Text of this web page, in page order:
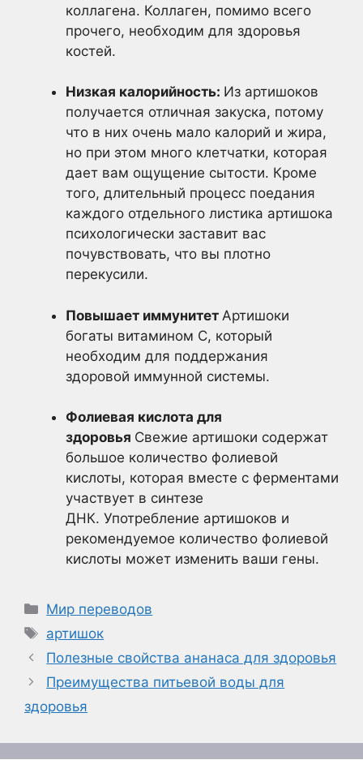
коллагена. Коллаген, помимо всего
прочего, необходим для здоровья
костей.
Низкая калорийность: Из артишоков
получается отличная закуска, потому
что в них очень мало калорий и жира,
но при этом много клетчатки, которая
дает вам ощущение сытости. Кроме
того, длительный процесс поедания
каждого отдельного листика артишока
психологически заставит вас
почувствовать, что вы плотно
перекусили.
Повышает иммунитет Артишоки
богаты витамином С, который
необходим для поддержания
здоровой иммунной системы.
Фолиевая кислота для
здоровья Свежие артишоки содержат
большое количество фолиевой
кислоты, которая вместе с ферментами
участвует в синтезе
ДНК. Употребление артишоков и
рекомендуемое количество фолиевой
кислоты может изменить ваши гены.
Рубрики
Мир переводов
Метки
артишок
Полезные свойства ананаса для здоровья
Преимущества питьевой воды для
здоровья